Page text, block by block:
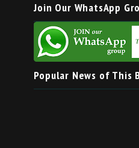
Join Our WhatsApp
Popular News of This